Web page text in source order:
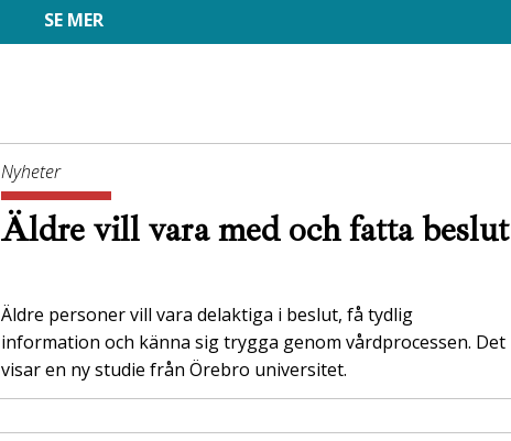
SE MER
Nyheter
Äldre vill vara med och fatta beslut
Äldre personer vill vara delaktiga i beslut, få tydlig
information och känna sig trygga genom vårdprocessen. Det
visar en ny studie från Örebro universitet.